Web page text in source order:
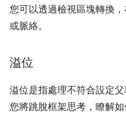
您可以透過檢視區塊轉換
或脈絡。
溢位
溢位是指處理不符合設定
您將跳脫框架思考，瞭解如